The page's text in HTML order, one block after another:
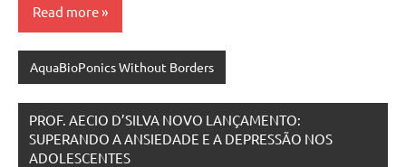
Read more
AquaBioPonics Without Borders
PROF. AECIO D’SILVA NOVO LANÇAMENTO:
SUPERANDO A ANSIEDADE E A DEPRESSÃO NOS
ADOLESCENTES